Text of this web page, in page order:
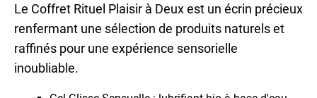
Le Coffret Rituel Plaisir à Deux est un écrin précieux
renfermant une sélection de produits naturels et
raffinés pour une expérience sensorielle
inoubliable.